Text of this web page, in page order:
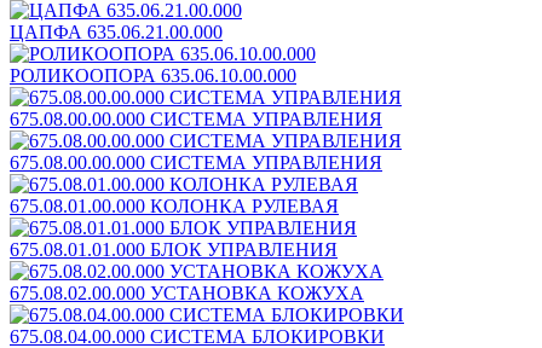
ЦАПФА 635.06.21.00.000
РОЛИКООПОРА 635.06.10.00.000
675.08.00.00.000 СИСТЕМА УПРАВЛЕНИЯ
675.08.00.00.000 СИСТЕМА УПРАВЛЕНИЯ
675.08.01.00.000 КОЛОНКА РУЛЕВАЯ
675.08.01.01.000 БЛОК УПРАВЛЕНИЯ
675.08.02.00.000 УСТАНОВКА КОЖУХА
675.08.04.00.000 СИСТЕМА БЛОКИРОВКИ